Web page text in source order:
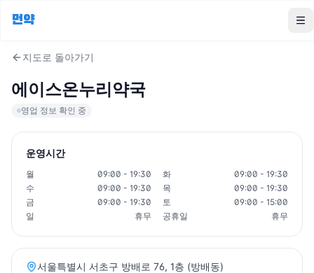
먼약
지도로 돌아가기
에이스온누리약국
영업 정보 확인 중
운영시간
월 09:00 - 19:30 화
09:00 - 19:30
수
09:00 - 19:30 목
09:00 - 19:30
금
09:00 - 19:30 토
09:00 - 15:00
일
휴무 공휴일 휴무
서울특별시 서초구 방배로 76, 1층 (방배동)